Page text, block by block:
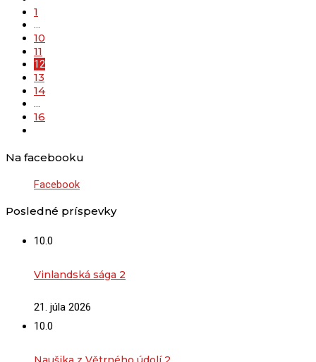
1
…
10
11
12
13
14
…
16
Na facebooku
Facebook
Posledné príspevky
10.0
Vinlandská sága 2
21. júla 2026
10.0